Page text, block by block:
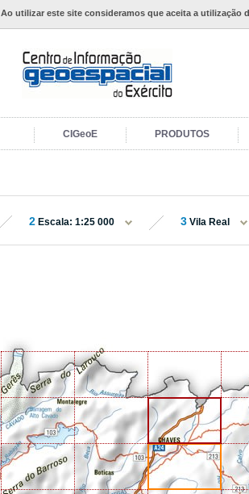
Ao utilizar este site consideramos que aceita a utilização
CIGeoE PRODUTOS
2 Escala: 1:25 000 3 Vila Real